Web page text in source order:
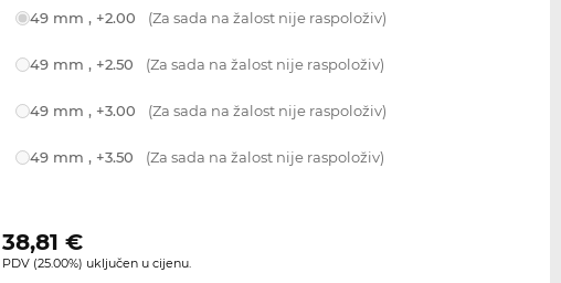
49 mm , +2.00 (Za sada na žalost nije raspoloživ)
49 mm , +2.50 (Za sada na žalost nije raspoloživ)
49 mm , +3.00 (Za sada na žalost nije raspoloživ)
49 mm , +3.50 (Za sada na žalost nije raspoloživ)
38,81 €
PDV (25.00%) uključen u cijenu.